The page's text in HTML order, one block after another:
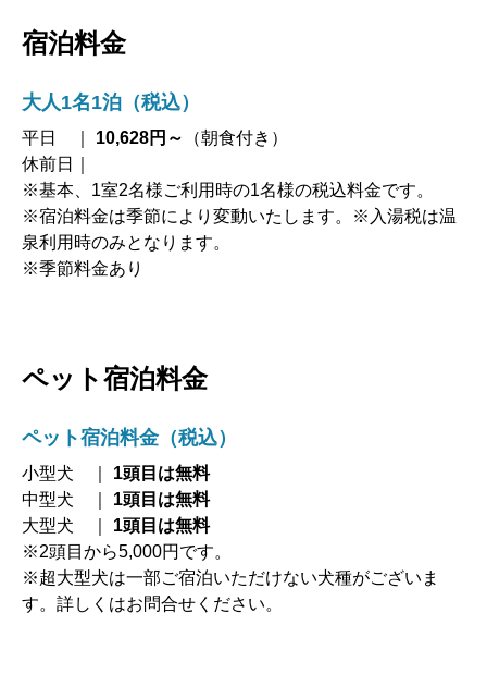
宿泊料金
大人1名1泊（税込）
平日 ｜ 10,628円～
（朝食付き）
休前日｜
※基本、1室2名様ご利用時の1名様の税込料金です。
※宿泊料金は季節により変動いたします。※入湯税は温
泉利用時のみとなります。
※季節料金あり
ペット宿泊料金
ペット宿泊料金（税込）
小型犬 ｜ 1頭目は無料
中型犬 ｜ 1頭目は無料
大型犬 ｜ 1頭目は無料
※2頭目から5,000円です。
※超大型犬は一部ご宿泊いただけない犬種がございま
す。詳しくはお問合せください。